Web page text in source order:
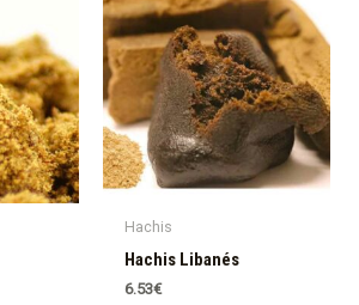
Hachis
Hachis Libanés
6.53€